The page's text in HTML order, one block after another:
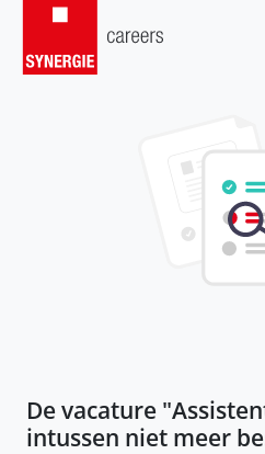
De vacature "
intussen niet meer